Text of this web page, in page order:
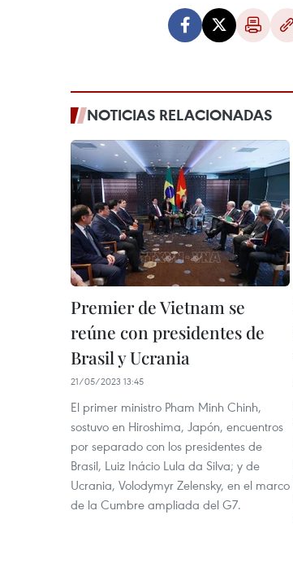
NOTICIAS RELACIONADAS
Premier de Vietnam se
reúne con presidentes de
Brasil y Ucrania
21/05/2023 13:45
El primer ministro Pham Minh Chinh,
sostuvo en Hiroshima, Japón, encuentros
por separado con los presidentes de
Brasil, Luiz Inácio Lula da Silva; y de
Ucrania, Volodymyr Zelensky, en el marco
de la Cumbre ampliada del G7.